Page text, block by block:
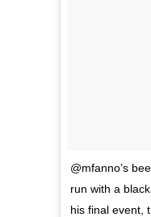
@mfanno’s
run with a
his final event,